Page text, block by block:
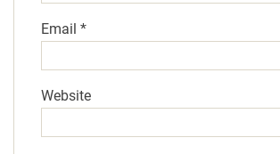
Email *
Website